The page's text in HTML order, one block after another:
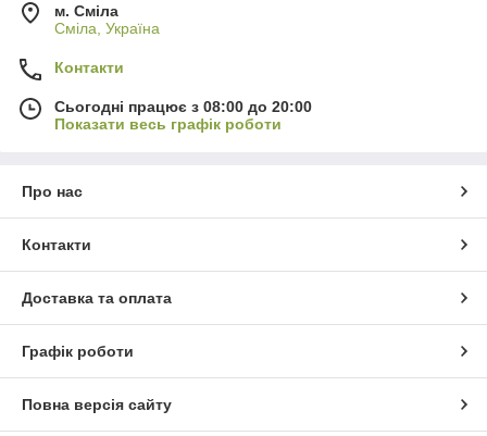
м. Сміла
Сміла, Україна
Контакти
Сьогодні працює з 08:00 до 20:00
Показати весь графік роботи
Про нас
Контакти
Доставка та оплата
Графік роботи
Повна версія сайту